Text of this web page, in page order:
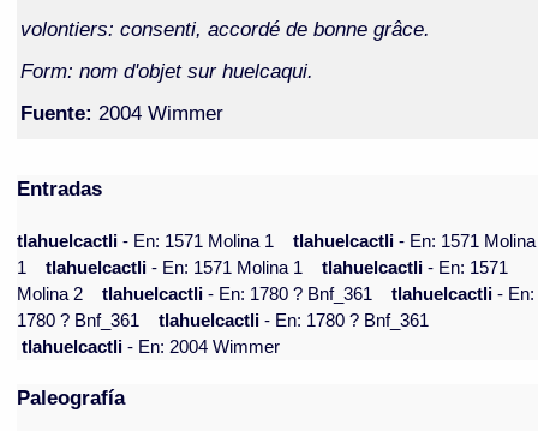
volontiers: consenti, accordé de bonne grâce.
Form: nom d'objet sur huelcaqui.
Fuente: 2004 Wimmer
Entradas
tlahuelcactli- En: 1571 Molina 1 tlahuelcactli- En: 1571 Molina
1
tlahuelcactli- En: 1571 Molina 1 tlahuelcactli- En: 1571
Molina 2
tlahuelcactli- En: 1780 ? Bnf_361 tlahuelcactli- En:
1780 ? Bnf_361
tlahuelcactli- En: 1780 ? Bnf_361
tlahuelcactli- En: 2004 Wimmer
Paleografía